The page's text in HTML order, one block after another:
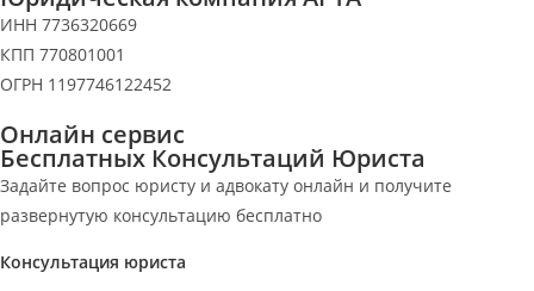
ИНН 7736320669
КПП 770801001
ОГРН 1197746122452
Онлайн сервис
Бесплатных Консультаций Юриста
Задайте вопрос юристу и адвокату онлайн и получите
развернутую консультацию бесплатно
Консультация юриста